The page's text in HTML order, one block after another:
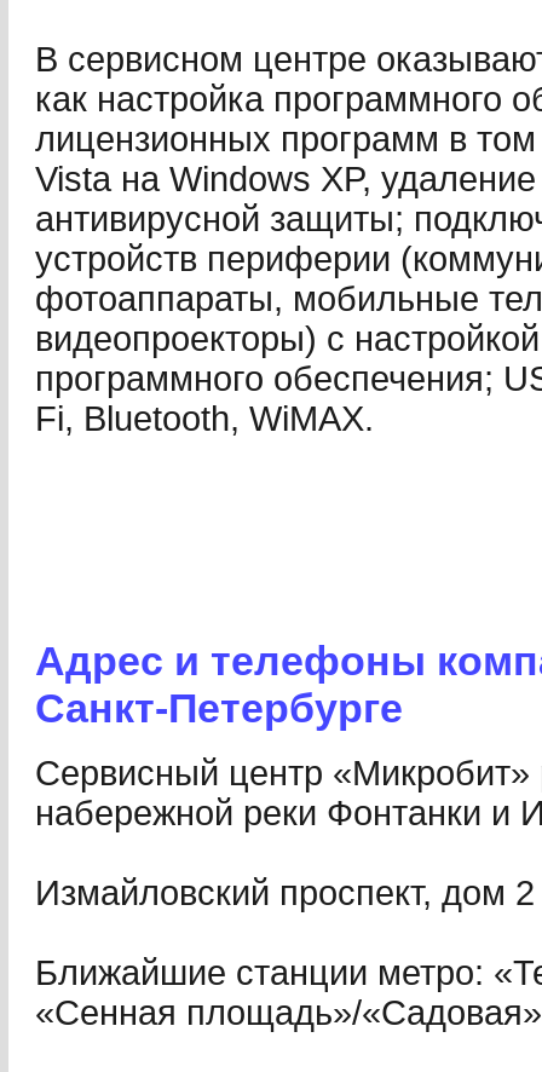
В сервисном центре
как настройка программного
лицензионных программ в
Vista на Windows XP,
антивирусной защиты;
устройств периферии
фотоаппараты, мобильные
видеопроекторы) с
программного обеспечения;
Fi, Bluetooth, WiMAX.
Адрес и телефоны
Санкт-Петербурге
Сервисный центр «Микробит»
набережной реки Фонтанки и
Измайловский проспект, дом 2
Ближайшие станции метро:
«Сенная площадь»/«Садовая»